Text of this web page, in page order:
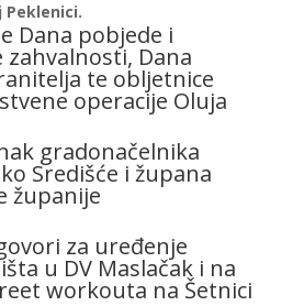
Peklenici.
Dana pobjede i
Dana
te obljetnice
operacije Oluja
gradonačelnika
Središće i župana
županije
za uređenje
u DV Maslačak i na
workouta na Šetnici